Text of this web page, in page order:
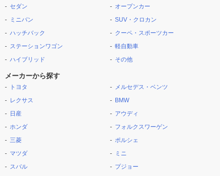
セダン
ミニバン
ハッチバック
ステーションワゴン
ハイブリッド
オープンカー
SUV・クロカン
クーペ・スポーツカー
軽自動車
その他
メーカーから探す
トヨタ
レクサス
日産
ホンダ
三菱
マツダ
スバル
メルセデス・ベンツ
BMW
アウディ
フォルクスワーゲン
ポルシェ
ミニ
プジョー